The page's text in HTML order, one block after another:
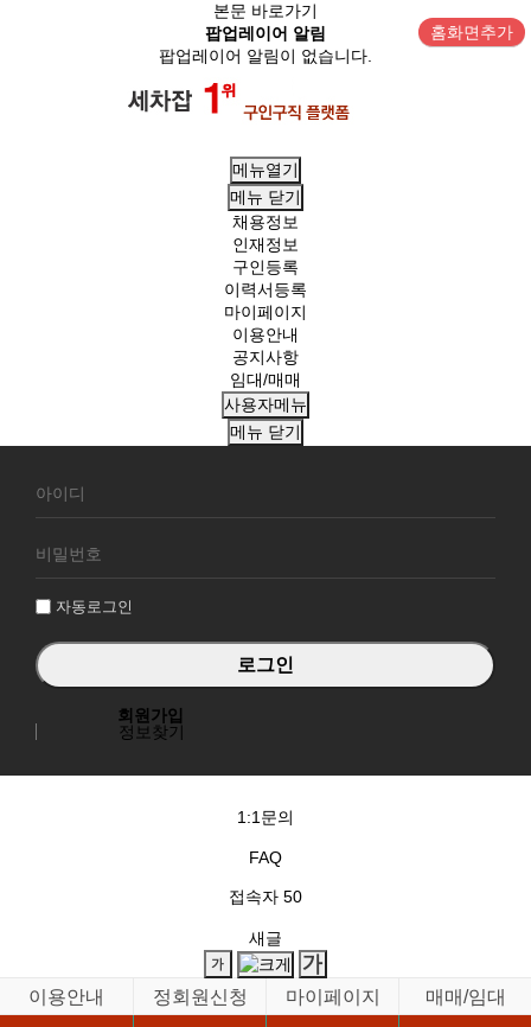
본문 바로가기
팝업레이어 알림
팝업레이어 알림이 없습니다.
홈화면추가
메뉴열기
메뉴 닫기
채용정보
인재정보
구인등록
이력서등록
마이페이지
이용안내
공지사항
임대/매매
사용자메뉴
메뉴 닫기
원
그
자동로그인
회원가입
정보찾기
1:1문의
FAQ
접속자 50
새글
이용안내 정회원신청 마이페이지
매매/임대